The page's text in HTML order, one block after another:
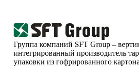
Группа компаний SFT Group –
интегрированный производитель
упаковки из гофрированного картона